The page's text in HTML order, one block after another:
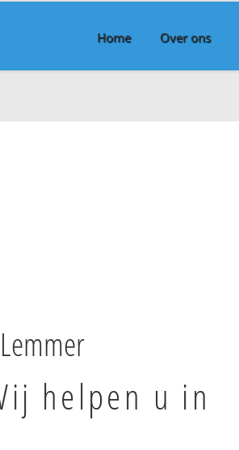
Home Over ons
helpen u in